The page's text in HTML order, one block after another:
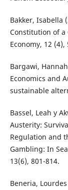
Bakker, Isabella
Constitution of a
Economy, 12 (4),
Bargawi,
Economics and
sustainable
Bassel, Leah y
Austerity:
Regulation and
Gambling: In
13(6), 801-814.
Beneria,